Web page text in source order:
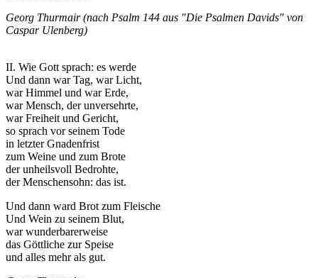
Georg Thurmair (nach Psalm 144 aus "Die Psalmen Davids" von
Caspar Ulenberg)
II. Wie Gott sprach: es werde
Und dann war Tag, war Licht,
war Himmel und war Erde,
war Mensch, der unversehrte,
war Freiheit und Gericht,
so sprach vor seinem Tode
in letzter Gnadenfrist
zum Weine und zum Brote
der unheilsvoll Bedrohte,
der Menschensohn: das ist.
Und dann ward Brot zum Fleische
Und Wein zu seinem Blut,
war wunderbarerweise
das Göttliche zur Speise
und alles mehr als gut.